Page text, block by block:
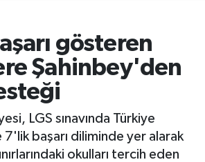
gösteren
Şahinbey'den
LGS sınavında Türkiye
başarı diliminde yer alarak
okulları tercih eden
Durumu ve Fikstür